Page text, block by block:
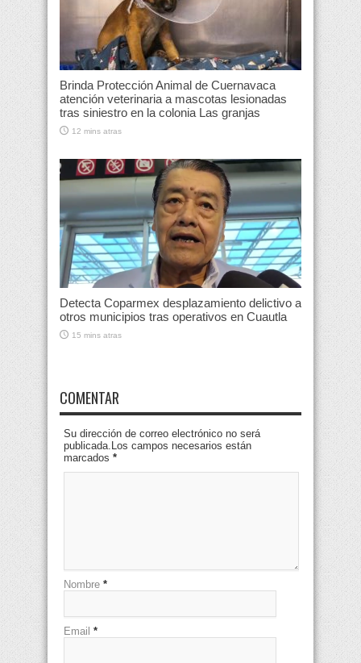
Brinda Protección Animal de Cuernavaca
atención veterinaria a mascotas lesionadas
tras siniestro en la colonia Las granjas
12 mins atras
Detecta Coparmex desplazamiento delictivo a
otros municipios tras operativos en Cuautla
15 mins atras
COMENTAR
Su dirección de correo electrónico no será
publicada.Los campos necesarios están
marcados *
Nombre *
Email *